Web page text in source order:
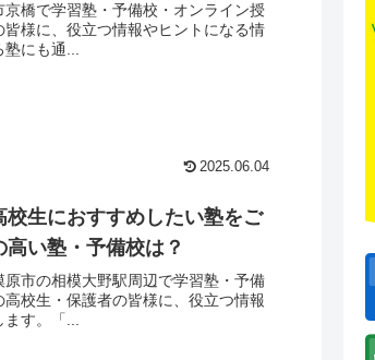
橋で学習塾・予備校・オンライン授
様に、役立つ情報やヒントになる情
にも通...
2025.06.04
生におすすめしたい塾をご
い塾・予備校は？
市の相模大野駅周辺で学習塾・予備
校生・保護者の皆様に、役立つ情報
す。「...